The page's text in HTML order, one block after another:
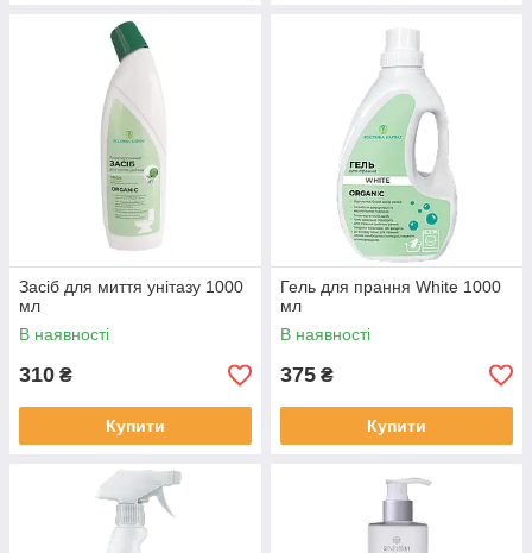
Засіб для миття унітазу 1000
мл
В наявності
310 ₴
Купити
Гель для прання White 1000
мл
В наявності
375 ₴
Купити